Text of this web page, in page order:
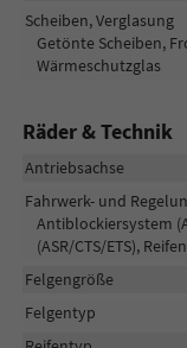
Scheiben, Verglasung
Getönte Scheiben,
Wärmeschutzglas
Räder & Technik
Antriebsachse
Fahrwerk- und
Antiblockiersystem
(ASR/CTS/ETS),
Felgengröße
Felgentyp